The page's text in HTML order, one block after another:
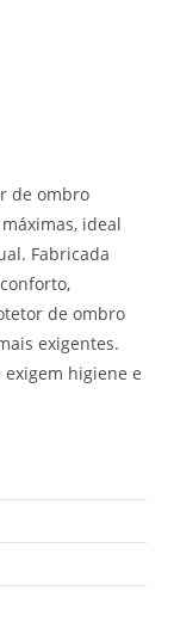
de ombro
ideal
Fabricada
de ombro
exigentes.
higiene e